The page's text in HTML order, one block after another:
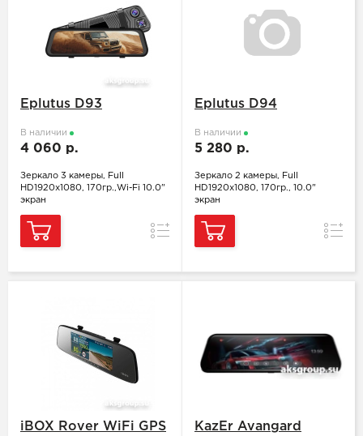
Eplutus D93
В наличии
4 060 р.
Зеркало 3 камеры, Full
HD1920x1080, 170гр.,Wi-Fi 10.0"
экран
Сравнение
Eplutus D94
В наличии
5 280 р.
Зеркало 2 камеры, Full
HD1920x1080, 170гр., 10.0"
экран
iBOX Rover WiFi GPS
KazEr Avangard